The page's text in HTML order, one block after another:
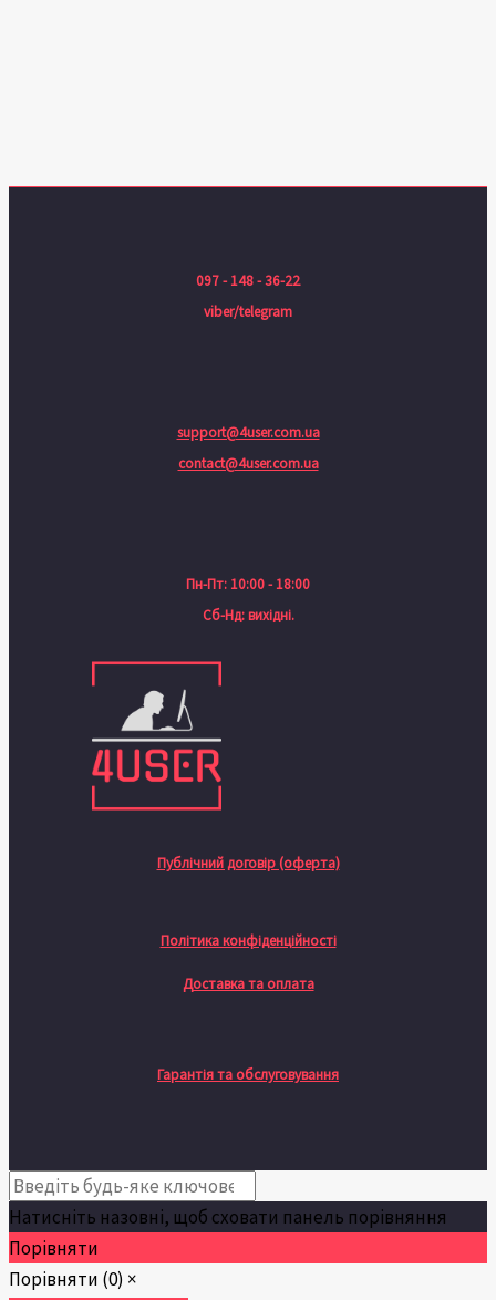
097 - 148 - 36-22
viber/telegram
support@4user.com.ua
contact@4user.com.ua
Пн-Пт: 10:00 - 18:00
Сб-Нд: вихідні.
Публічний договір (оферта)
Політика конфіденційності
Доставка та оплата
Гарантія та обслуговування
Натисніть назовні, щоб сховати панель порівняння
Порівняти
Порівняти (0) ×